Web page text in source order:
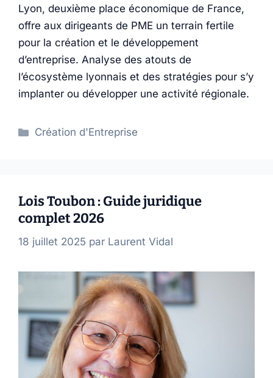
Lyon, deuxième place économique de France,
offre aux dirigeants de PME un terrain fertile
pour la création et le développement
d’entreprise. Analyse des atouts de
l’écosystème lyonnais et des stratégies pour s’y
implanter ou développer une activité régionale.
Catégories
Création d'Entreprise
Lois Toubon : Guide juridique
complet 2026
18 juillet 2025 par Laurent Vidal